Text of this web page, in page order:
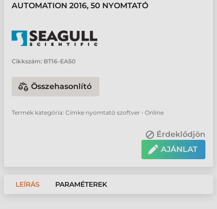
AUTOMATION 2016, 50 NYOMTATÓ
Cikkszám: BT16-EA50
Összehasonlító
Termék kategória: Címke nyomtató szoftver • Online
Érdeklődjön
AJÁNLAT
LEÍRÁS PARAMÉTEREK